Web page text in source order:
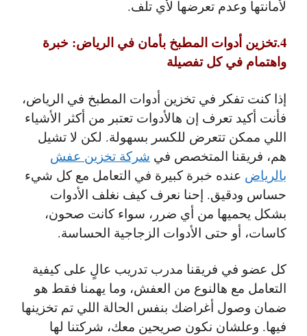
لأمانتها وعدم تعرضها لأي تلف.
4.تخزين أدوات المطبخ بأمان في الرياض: خبرة
واهتمام في كل تفصيلة
إذا كنت تفكر في تخزين أدوات المطبخ في الرياض،
فأنت أكيد تعرف إن هالأدوات تعتبر من أكثر الأشياء
اللي ممكن تتعرض للكسر بسهولة. لكن لا تشيل
هم، فريقنا المتخصص في شركة تخزين عفش
بالرياض عنده خبرة كبيرة في التعامل مع كل شيء
حساس ودقيق. إحنا نعرف كيف نغلف الأدوات
بشكل يحميها من أي ضرر، سواء كانت صحون،
كاسات، أو حتى الأدوات الزجاجية الحساسة.
كل عضو في فريقنا مدرب تدريب عالٍ على كيفية
التعامل مع هالنوع من العفش، وما يهمنا فقط هو
ضمان وصول أغراضك بنفس الحالة اللي تم تخزينها
فيها. وعلشان نكون صريحين معك، شركتنا لها